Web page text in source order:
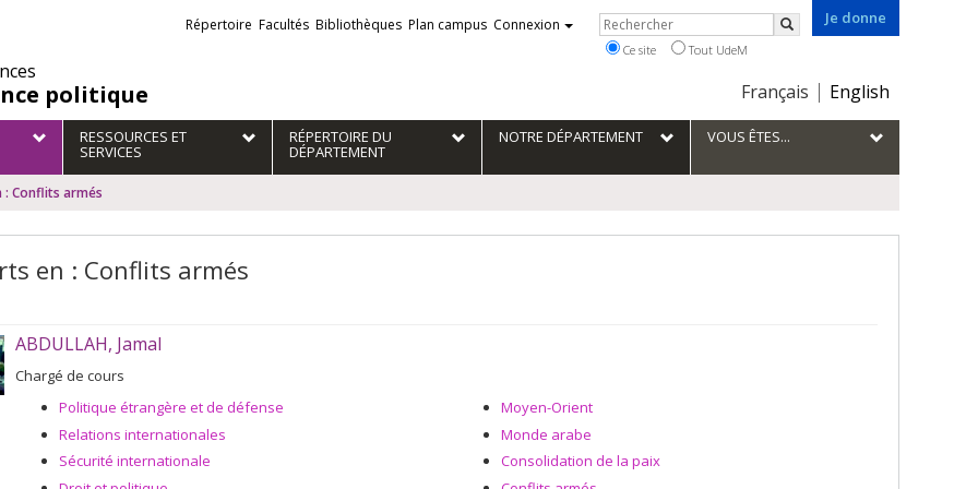
politique
Je donne
Choix
la
langue
Français English
Liens
externes
Répertoire Facultés Bibliothèques Plan campus Connexion Rechercher
Rechercher
Ce site Tout UdeM
RESSOURCES ET
SERVICES
RÉPERTOIRE DU
DÉPARTEMENT
NOTRE DÉPARTEMENT VOUS ÊTES...
: Conflits armés
en : Conflits armés
ABDULLAH, Jamal
Chargé de cours
Politique étrangère et de défense
Relations internationales
Sécurité internationale
Moyen-Orient
Monde arabe
Consolidation de la paix